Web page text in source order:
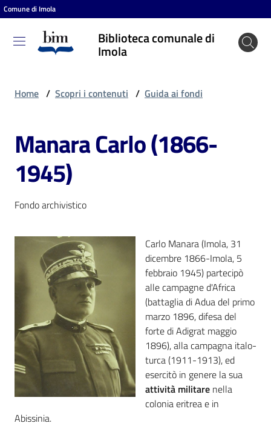
Vai al contenuto
Vai alla navigazione
Vai al footer
Comune di Imola
Biblioteca comunale di
Imola
Biblioteca
comunale
Entra
Cosa
puoi
fare
Scopri
contenuti
Risorse
online
Home / Scopri i contenuti / Guida ai fondi
Manara Carlo (1866-
1945)
Fondo archivistico
Carlo Manara (Imola, 31
dicembre 1866-Imola, 5
febbraio 1945) partecipò
alle campagne d'Africa
(battaglia di Adua del primo
marzo 1896, difesa del
forte di Adigrat maggio
1896), alla campagna italo-
turca (1911-1913), ed
esercitò in genere la sua
attività militare nella
colonia eritrea e in
Abissinia.